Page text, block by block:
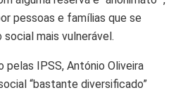
pessoas e famílias que se
mais vulnerável.
IPSS, António Oliveira
“bastante diversificado”